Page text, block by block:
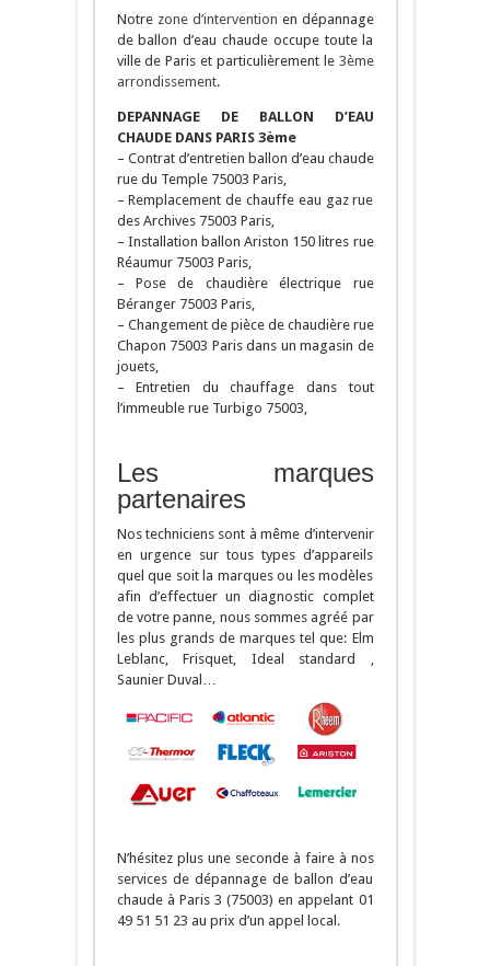
Notre zone d’intervention en dépannage
de ballon d’eau chaude occupe toute la
ville de Paris et particulièrement le 3ème
arrondissement.
DEPANNAGE DE BALLON D’EAU
CHAUDE DANS PARIS 3ème
– Contrat d’entretien ballon d’eau chaude
rue du Temple 75003 Paris,
– Remplacement de chauffe eau gaz rue
des Archives 75003 Paris,
– Installation ballon Ariston 150 litres rue
Réaumur 75003 Paris,
– Pose de chaudière électrique rue
Béranger 75003 Paris,
– Changement de pièce de chaudière rue
Chapon 75003 Paris dans un magasin de
jouets,
– Entretien du chauffage dans tout
l’immeuble rue Turbigo 75003,
Les marques
partenaires
Nos techniciens sont à même d’intervenir
en urgence sur tous types d’appareils
quel que soit la marques ou les modèles
afin d’effectuer un diagnostic complet
de votre panne, nous sommes agréé par
les plus grands de marques tel que: Elm
Leblanc, Frisquet, Ideal standard ,
Saunier Duval…
N’hésitez plus une seconde à faire à nos
services de dépannage de ballon d’eau
chaude à Paris 3 (75003) en appelant 01
49 51 51 23 au prix d’un appel local.